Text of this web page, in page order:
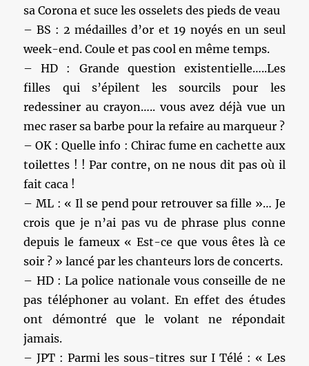
sa Corona et suce les osselets des pieds de veau
– BS : 2 médailles d’or et 19 noyés en un seul
week-end. Coule et pas cool en même temps.
– HD : Grande question existentielle…..Les
filles qui s’épilent les sourcils pour les
redessiner au crayon….. vous avez déjà vue un
mec raser sa barbe pour la refaire au marqueur ?
– OK : Quelle info : Chirac fume en cachette aux
toilettes ! ! Par contre, on ne nous dit pas où il
fait caca !
– ML : « Il se pend pour retrouver sa fille »… Je
crois que je n’ai pas vu de phrase plus conne
depuis le fameux « Est-ce que vous êtes là ce
soir ? » lancé par les chanteurs lors de concerts.
– HD : La police nationale vous conseille de ne
pas téléphoner au volant. En effet des études
ont démontré que le volant ne répondait
jamais.
– JPT : Parmi les sous-titres sur I Télé : « Les